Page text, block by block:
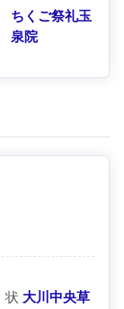
ちくご祭礼玉
泉院
状 大川中央草